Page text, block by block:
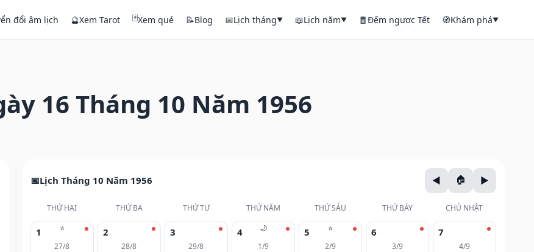
đổi âm lịch 🔮Xem Tarot 🃏Xem quẻ 📝Blog 📅Lịch tháng▼ 📖Lịch năm▼ 🧧Đếm ngược Tết 🧭Khám phá▼
16 Tháng 10 Năm 1956
Lịch Tháng 10 Năm 1956
THỨ HAI THỨ BA THỨ TƯ THỨ NĂM THỨ SÁU THỨ BẢY
CHỦ NHẬT
⭐
1
27/8
2
28/8
3
29/8
🌙
4
1/9
⭐
5
2/9
6
3/9
7
4/9